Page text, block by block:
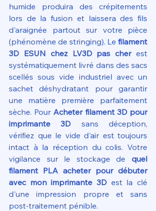
humide produira des crépitements
lors de la fusion et laissera des fils
d'araignée partout sur votre pièce
(phénomène de stringing). Le filament
3D ESUN chez LV3D pas cher est
systématiquement livré dans des sacs
scellés sous vide industriel avec un
sachet déshydratant pour garantir
une matière première parfaitement
sèche. Pour Acheter filament 3D pour
imprimante 3D sans déception,
vérifiez que le vide d'air est toujours
intact à la réception du colis. Votre
vigilance sur le stockage de quel
filament PLA acheter pour débuter
avec mon imprimante 3D est la clé
d'une impression propre et sans
post-traitement pénible.